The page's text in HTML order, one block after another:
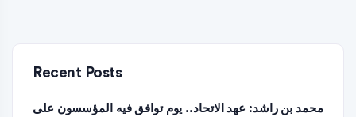
Recent Posts
محمد بن راشد: عهد الاتحاد.. يوم توافق فيه المؤسسون على